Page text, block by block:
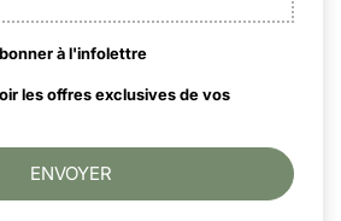
à l'infolettre
les offres exclusives de vos
ENVOYER